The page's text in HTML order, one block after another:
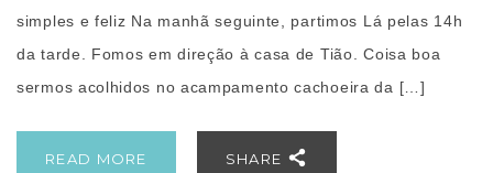
simples e feliz Na manhã seguinte, partimos Lá pelas 14h
da tarde. Fomos em direção à casa de Tião. Coisa boa
sermos acolhidos no acampamento cachoeira da […]
READ MORE SHARE